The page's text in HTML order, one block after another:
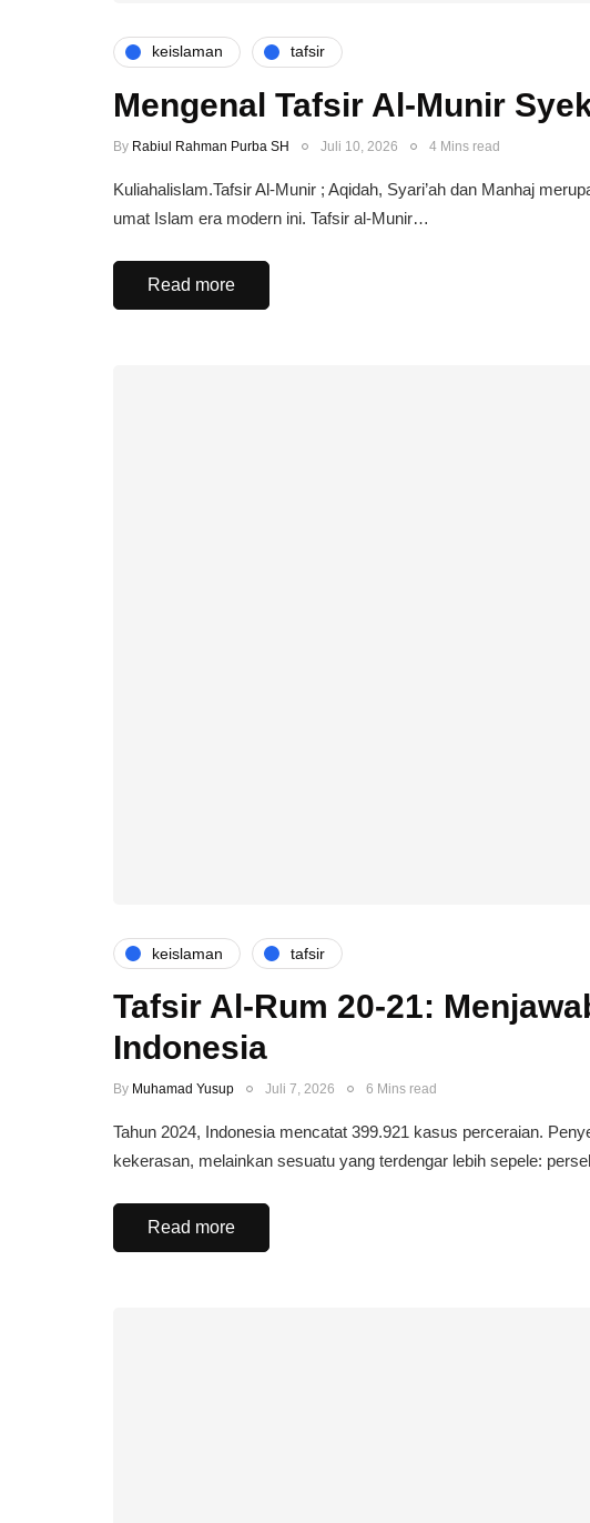
keislaman tafsir
Mengenal Tafsir Al-Munir
By Rabiul Rahman Purba SH Juli 10, 2026 4 Mins read
Kuliahalislam.Tafsir Al-Munir ; Aqidah, Syari’ah dan Manhaj
umat Islam era modern ini. Tafsir al-Munir…
Read more
keislaman tafsir
Tafsir Al-Rum 20-21:
Indonesia
By Muhamad Yusup Juli 7, 2026 6 Mins read
Tahun 2024, Indonesia mencatat 399.921 kasus perceraian.
kekerasan, melainkan sesuatu yang terdengar lebih sepele:
Read more